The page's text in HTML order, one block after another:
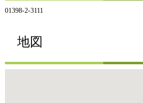
01398-2-3111
地図